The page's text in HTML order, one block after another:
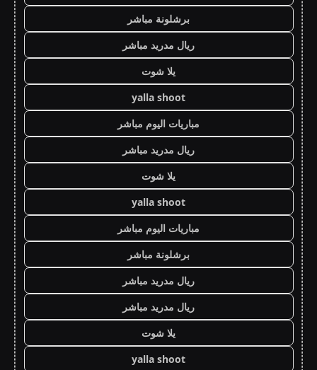
برشلونة مباشر
ريال مدريد مباشر
يلا شوت
yalla shoot
مباريات اليوم مباشر
ريال مدريد مباشر
يلا شوت
yalla shoot
مباريات اليوم مباشر
برشلونة مباشر
ريال مدريد مباشر
ريال مدريد مباشر
يلا شوت
yalla shoot